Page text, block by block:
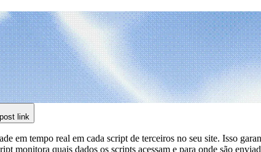
link
em tempo real em cada script de terceiros no seu site. Isso
monitora quais dados os scripts acessam e para onde são